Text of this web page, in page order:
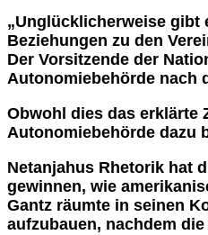
„Unglücklicherweise gibt
Beziehungen zu den
Der Vorsitzende der
Autonomiebehörde nach
Obwohl dies das erklärte
Autonomiebehörde dazu
Netanjahus Rhetorik hat
gewinnen, wie
Gantz räumte in seinen
aufzubauen, nachdem